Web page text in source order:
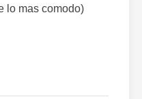
lo mas comodo)